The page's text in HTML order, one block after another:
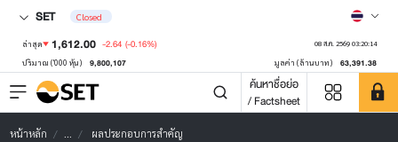
SET Closed
ล่าสุด 1,612.00 -2.64 (-0.16%) 08 ส.ค. 2569 03:20:14
ปริมาณ ('000 หุ้น) 9,800,107 มูลค่า (ล้านบาท) 63,391.38
ค้นหาชื่อย่อ
/ Factsheet
หน้าหลัก ... ผลประกอบการสำคัญ